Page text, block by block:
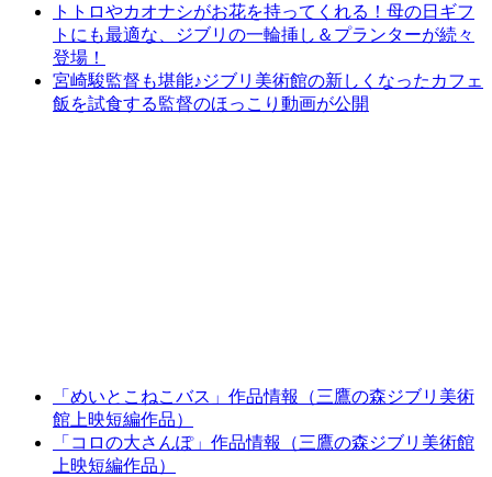
トトロやカオナシがお花を持ってくれる！母の日ギフ
トにも最適な、ジブリの一輪挿し＆プランターが続々
登場！
宮崎駿監督も堪能♪ジブリ美術館の新しくなったカフェ
飯を試食する監督のほっこり動画が公開
「めいとこねこバス」作品情報（三鷹の森ジブリ美術
館上映短編作品）
「コロの大さんぽ」作品情報（三鷹の森ジブリ美術館
上映短編作品）